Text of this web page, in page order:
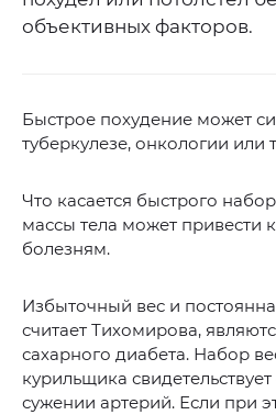
объективных факторов.
Быстрое похудение может
туберкулезе, онкологии или
Что касается быстрого
массы тела может привести
болезням.
Избыточный вес и
считает Тихомирова,
сахарного диабета. Набор
курильщика
сужении артерий. Если при